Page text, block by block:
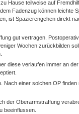
Hause teilweise auf
Fadenzug können leichte
ist Spazierengehen direkt
gut vertragen.
Wochen zurückbilden
diese verlaufen immer an der
Nach einer solchen OP finden
der Oberarmstraffung
beeinflussen.